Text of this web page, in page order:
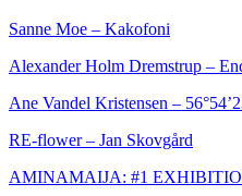
Sanne Moe – Kakofoni
Alexander Holm Dremstrup –
Ane Vandel Kristensen –
RE-flower – Jan Skovgård
AMINAMAIJA: #1